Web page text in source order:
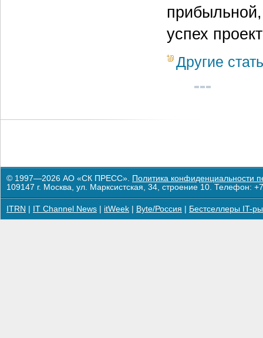
успех
Другие
© 1997—2026 АО «СК ПРЕСС». Политика конфиденциальности
109147 г. Москва, ул. Марксистская, 34, строение 10. Телефон:
ITRN IT Channel News itWeek Byte/Россия Бестселлеры IT-